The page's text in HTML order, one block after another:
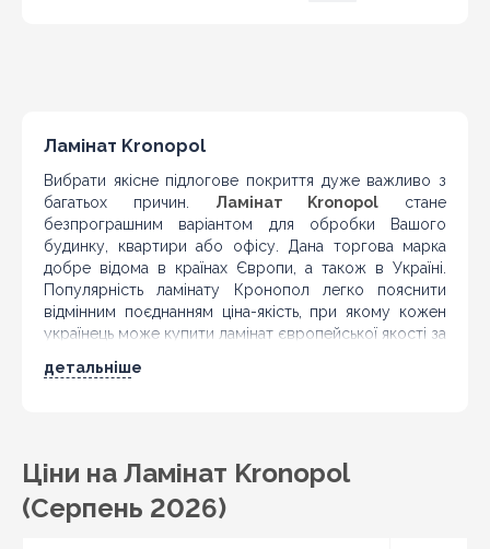
Ламінат Kronopol
Вибрати якісне підлогове покриття дуже важливо з
багатьох причин. Ламінат Kronopol стане
безпрограшним варіантом для обробки Вашого
будинку, квартири або офісу. Дана торгова марка
добре відома в країнах Європи, а також в Україні.
Популярність ламінату Кронопол легко пояснити
відмінним поєднанням ціна-якість, при якому кожен
українець може купити ламінат європейської якості за
Кронопол випускається у відповідності зі строгими
європейськими стандартами екологічності і якості.
детальніше
Ціни на Ламінат Kronopol
(Серпень 2026)